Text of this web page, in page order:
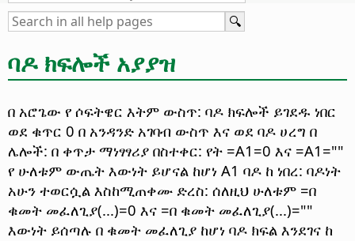
ባዶ ክፍሎች አያያዝ
በ አሮጌው የ ሶፍትዌር እትም ውስጥ: ባዶ ክፍሎች ይገደዱ ነበር
ወደ ቁጥር 0 በ አንዳንድ አገባብ ውስጥ እና ወደ ባዶ ሀረግ በ
ሌሎች: በ ቀጥታ ማነፃፃሪያ በስተቀር: የት =A1=0 እና =A1=""
የ ሁለቱም ውጤት እውነት ይሆናል ከሆነ A1 ባዶ ከ ነበረ: ባዶነት
አሁን ተወርሷል እስከሚጠቀሙ ድረስ: ሰለዚህ ሁለቱም =በ
ቁመት መፈለጊያ(...)=0 እና =በ ቁመት መፈለጊያ(...)=""
እውነት ይሰጣሉ በ ቁመት መፈለጊያ ከሆነ ባዶ ክፍል እንደገና ከ